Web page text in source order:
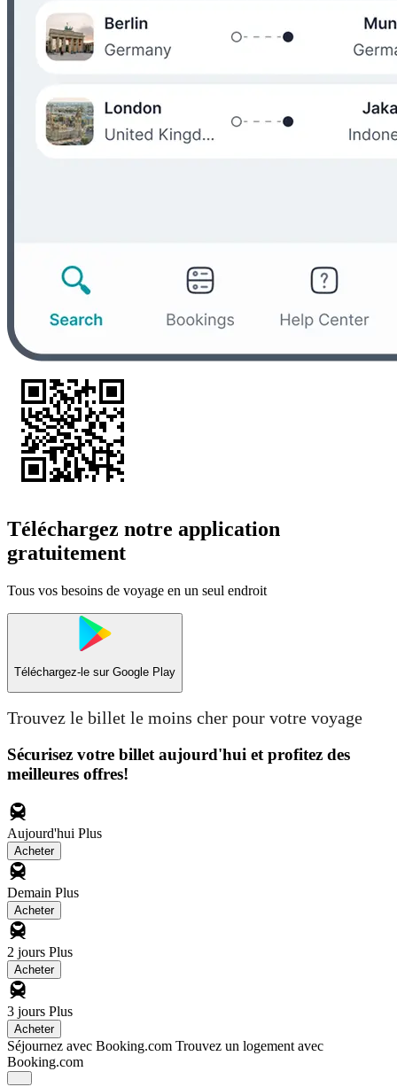
Téléchargez notre application
gratuitement
Tous vos besoins de voyage en un seul endroit
Téléchargez-le sur Google Play
Trouvez le billet le moins cher pour votre voyage
Sécurisez votre billet aujourd'hui et profitez des
meilleures offres!
Aujourd'hui Plus
Acheter
Demain Plus
Acheter
2 jours Plus
Acheter
3 jours Plus
Acheter
Séjournez avec Booking.com Trouvez un logement avec
Booking.com